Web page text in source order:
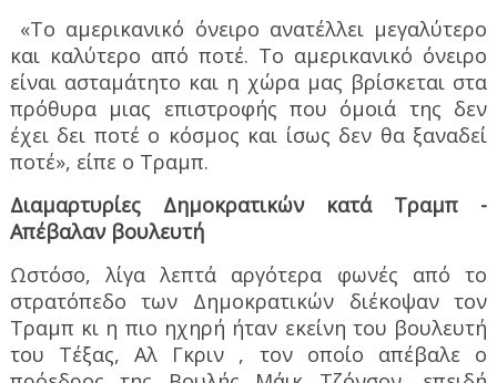
«Το αμερικανικό όνειρο ανατέλλει μεγαλύτερο
και καλύτερο από ποτέ. Το αμερικανικό όνειρο
είναι ασταμάτητο και η χώρα μας βρίσκεται στα
πρόθυρα μιας επιστροφής που όμοιά της δεν
έχει δει ποτέ ο κόσμος και ίσως δεν θα ξαναδεί
ποτέ», είπε ο Τραμπ.
Διαμαρτυρίες Δημοκρατικών κατά Τραμπ -
Απέβαλαν βουλευτή
Ωστόσο, λίγα λεπτά αργότερα φωνές από το
στρατόπεδο των Δημοκρατικών διέκοψαν τον
Τραμπ κι η πιο ηχηρή ήταν εκείνη του βουλευτή
του Τέξας, Αλ Γκριν , τον οποίο απέβαλε ο